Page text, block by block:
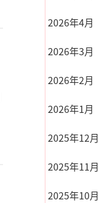
2026年4月
2026年3月
2026年2月
2026年1月
2025年12月
2025年11月
2025年10月